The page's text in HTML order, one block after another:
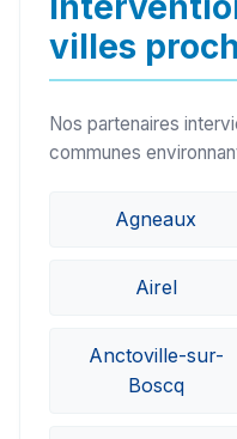
villes
Nos partenaires
communes
Agneaux
Airel
Anctoville-sur-
Boscq